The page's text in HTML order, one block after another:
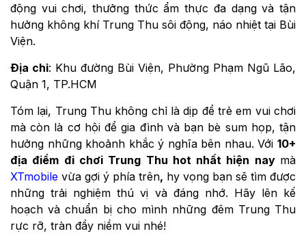
động vui chơi, thưởng thức ẩm thực đa dạng và tận
hưởng không khí Trung Thu sôi động, náo nhiệt tại Bùi
Viện.
Địa chỉ: Khu đường Bùi Viện, Phường Phạm Ngũ Lão,
Quận 1, TP.HCM
Tóm lại, Trung Thu không chỉ là dịp để trẻ em vui chơi
mà còn là cơ hội để gia đình và bạn bè sum họp, tận
hưởng những khoảnh khắc ý nghĩa bên nhau. Với 10+
địa điểm đi chơi Trung Thu hot nhất hiện nay mà
XTmobile vừa gợi ý phía trên, hy vọng bạn sẽ tìm được
những trải nghiệm thú vị và đáng nhớ. Hãy lên kế
hoạch và chuẩn bị cho mình những đêm Trung Thu
rực rỡ, tràn đầy niềm vui nhé!